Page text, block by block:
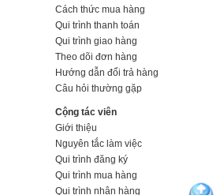
Cách thức mua hàng
Qui trình thanh toán
Qui trình giao hàng
Theo dõi đơn hàng
Hướng dẫn đổi trả hàng
Câu hỏi thường gặp
Cộng tác viên
Giới thiệu
Nguyên tắc làm việc
Qui trình đăng ký
Qui trình mua hàng
Qui trình nhận hàng